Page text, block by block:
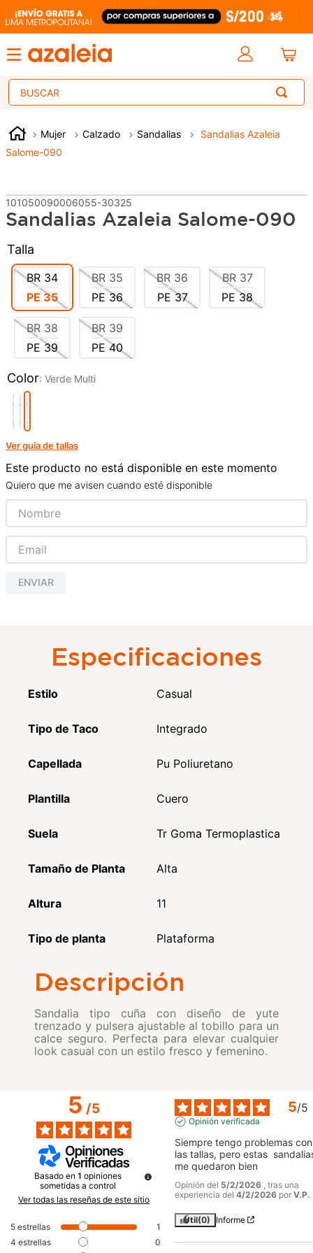
Buscar
Mujer Calzado Sandalias
Sandalias Azaleia
Salome-090
101050090006055-30325
Sandalias Azaleia Salome-090
Talla
BR 34
PE 35
BR 35
PE36
BR 36
PE37
BR 37
PE38
BR 38
PE39
BR 39
PE40
Color: Verde Multi
Ver guía de tallas
Este producto no está disponible en este momento
Quiero que me avisen cuando esté disponible
ENVIAR
Especificaciones
Estilo Casual
Tipo de Taco Integrado
Capellada Pu Poliuretano
Plantilla Cuero
Suela Tr Goma Termoplastica
Tamaño de Planta Alta
Altura 11
Tipo de planta Plataforma
Descripción
Sandalia tipo cuña con diseño de yute
trenzado y pulsera ajustable al tobillo para un
calce seguro. Perfecta para elevar cualquier
look casual con un estilo fresco y femenino.
5/5
Basado en 1 opiniones
sometidas a control
Ver todas las reseñas de este sitio
5 estrellas
1
4 estrellas
0
5/5
Opinión verificada
Siempre tengo problemas con
las tallas, pero estas
me quedaron bien
Opinión del 5/2/2026
, tras una
experiencia del 4/2/2026 por V.P.
Útil(0) Informe